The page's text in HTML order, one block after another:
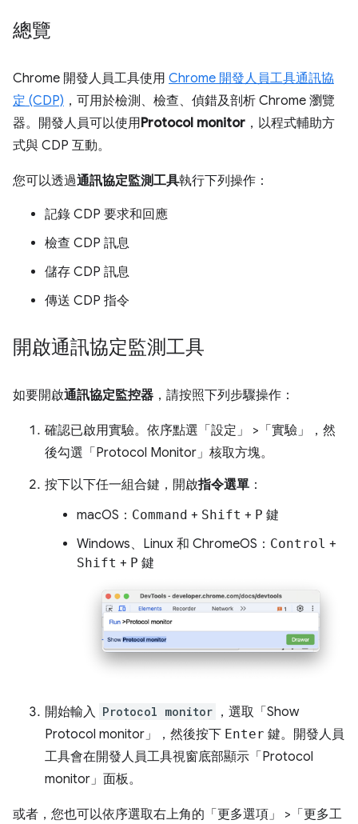
總覽
Chrome 開發人員工具使用 Chrome 開發人員工具通訊協
定 (CDP) ，可用於檢測、檢查、偵錯及剖析 Chrome 瀏覽
器。開發人員可以使用Protocol monitor ，以程式輔助方
式與 CDP 互動。
您可以透過通訊協定監測工具執行下列操作：
記錄 CDP 要求和回應
檢查 CDP 訊息
儲存 CDP 訊息
傳送 CDP 指令
開啟通訊協定監測工具
如要開啟通訊協定監控器 ，請按照下列步驟操作：
確認已啟用實驗。依序點選「設定」 >「實驗」
，然
後勾選「Protocol Monitor」 核取方塊。
按下以下任一組合鍵，開啟指令選單 ：
macOS： Command + Shift + P 鍵
Windows、Linux 和 ChromeOS： Control +
Shift + P 鍵
開始輸入 Protocol monitor ，選取「Show
Protocol monitor」
，然後按下 Enter 鍵。開發人員
工具會在開發人員工具視窗底部顯示「Protocol
monitor」 面板。
或者，您也可以依序選取右上角的「更多選項」
>「更多工